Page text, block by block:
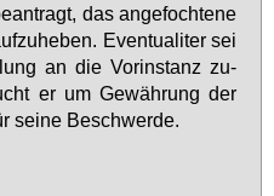
das an­ge­foch­te­ne
Even­tua­li­ter sei
an die Vor­in­stanz zu­
er um Ge­wäh­rung der
sei­ne Be­schwer­de.